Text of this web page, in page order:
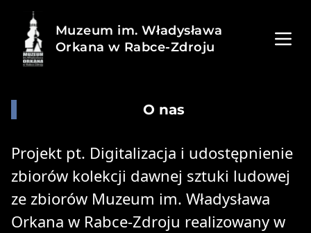
Muzeum im. Władysława
Orkana w Rabce-Zdroju
O nas
Projekt pt. Digitalizacja i udostępnienie
zbiorów kolekcji dawnej sztuki ludowej
ze zbiorów Muzeum im. Władysława
Orkana w Rabce-Zdroju realizowany w